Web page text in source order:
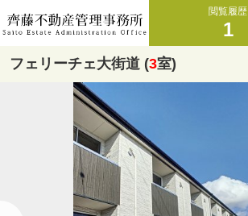
閲覧履歴
1
フェリーチェ大街道 (3室)